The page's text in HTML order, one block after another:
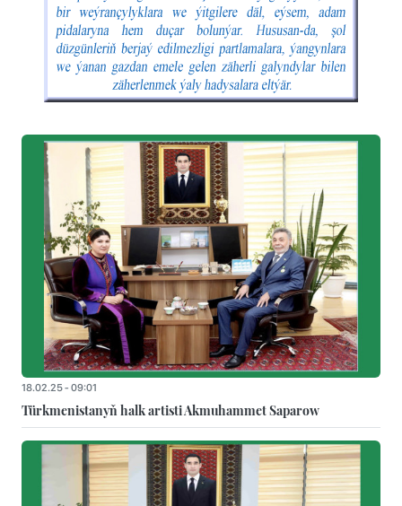
18.02.25 - 09:01
Türkmenistanyň halk artisti Akmuhammet Saparow